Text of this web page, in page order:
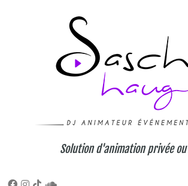
Solution d'animation privée